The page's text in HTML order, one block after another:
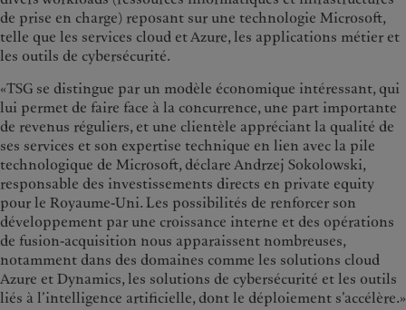
de prise en charge) reposant sur une technologie Microsoft,
telle que les services cloud et Azure, les applications métier et
les outils de cybersécurité.
«TSG se distingue par un modèle économique intéressant, qui
lui permet de faire face à la concurrence, une part importante
de revenus réguliers, et une clientèle appréciant la qualité de
ses services et son expertise technique en lien avec la pile
technologique de Microsoft, déclare Andrzej Sokolowski,
responsable des investissements directs en private equity
pour le Royaume-Uni. Les possibilités de renforcer son
développement par une croissance interne et des opérations
de fusion-acquisition nous apparaissent nombreuses,
notamment dans des domaines comme les solutions cloud
Azure et Dynamics, les solutions de cybersécurité et les outils
liés à l’intelligence artificielle, dont le déploiement s’accélère.»